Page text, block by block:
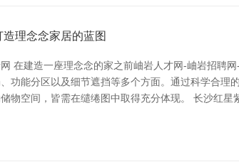
理念念家居的蓝图
在建造一座理念念的家之前岫岩人才网-岫岩招聘
功能分区以及细节遮挡等多个方面。通过科学合
物空间，皆需在缱绻图中取得充分体现。 长沙红